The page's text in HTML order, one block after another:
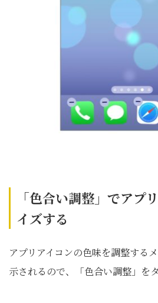
「色合い調整」でアプ
イズする
アプリアイコンの色味を調整する
示されるので、「色合い調整」をタ